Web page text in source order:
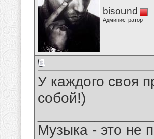
bisound
Администратор
У каждого своя
собой!)
Музыка - это не